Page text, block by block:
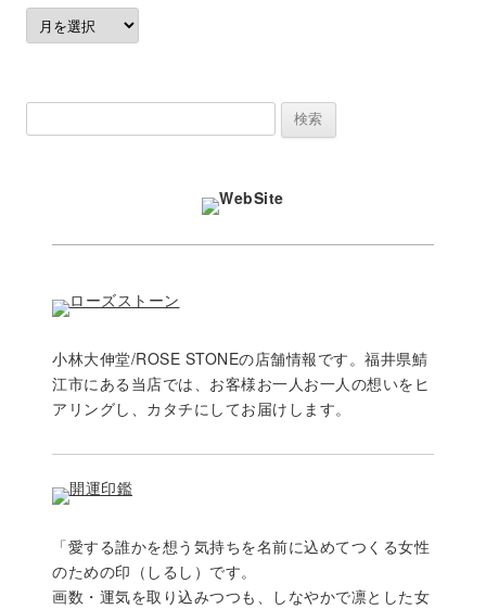
去
小林大伸堂/ROSE STONEの店舗情報です。福井県鯖
江市にある当店では、お客様お一人お一人の想いをヒ
アリングし、カタチにしてお届けします。
「愛する誰かを想う気持ちを名前に込めてつくる女性
のための印（しるし）です。
画数・運気を取り込みつつも、しなやかで凛とした女